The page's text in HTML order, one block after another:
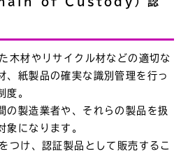
木材やリサイクル材などの適切な
紙製品の確実な識別管理を行っ
度。
の製造業者や、それらの製品を扱
象になります。
つけ、認証製品として販売するこ